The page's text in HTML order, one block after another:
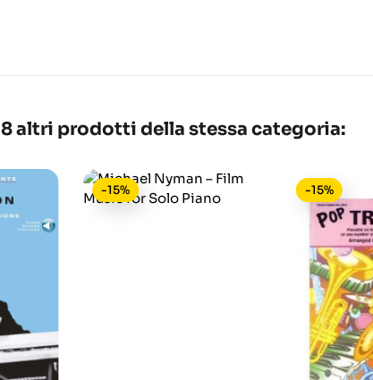
8 altri prodotti della stessa categoria:
-15% -15%